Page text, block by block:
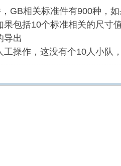
GB相关标准件有900种，
包括10个标准相关的尺寸
导出
操作，这没有个10人小队